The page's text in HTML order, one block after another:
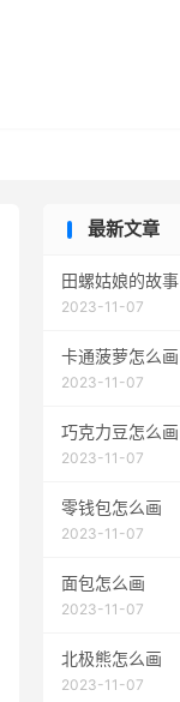
最新文章
田螺姑娘的故事
2023-11-07
卡通菠萝怎么画
2023-11-07
巧克力豆怎么画
2023-11-07
零钱包怎么画
2023-11-07
面包怎么画
2023-11-07
北极熊怎么画
2023-11-07